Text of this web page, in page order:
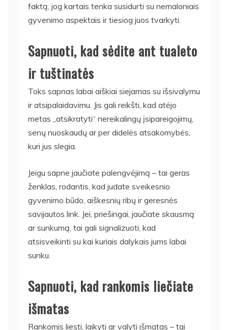
faktą, jog kartais tenka susidurti su nemaloniais
gyvenimo aspektais ir tiesiog juos tvarkyti.
Sapnuoti, kad sėdite ant tualeto
ir tuštinatės
Toks sapnas labai aiškiai siejamas su išsivalymu
ir atsipalaidavimu. Jis gali reikšti, kad atėjo
metas „atsikratyti“ nereikalingų įsipareigojimų,
senų nuoskaudų ar per didelės atsakomybės,
kuri jus slegia.
Jeigu sapne jaučiate palengvėjimą – tai geras
ženklas, rodantis, kad judate sveikesnio
gyvenimo būdo, aiškesnių ribų ir geresnės
savijautos link. Jei, priešingai, jaučiate skausmą
ar sunkumą, tai gali signalizuoti, kad
atsisveikinti su kai kuriais dalykais jums labai
sunku.
Sapnuoti, kad rankomis liečiate
išmatas
Rankomis liesti, laikyti ar valyti išmatas – tai